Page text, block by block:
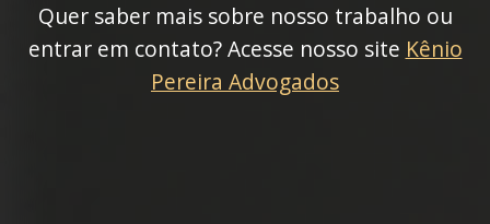
Quer saber mais sobre nosso trabalho ou
entrar em contato? Acesse nosso site Kênio
Pereira Advogados